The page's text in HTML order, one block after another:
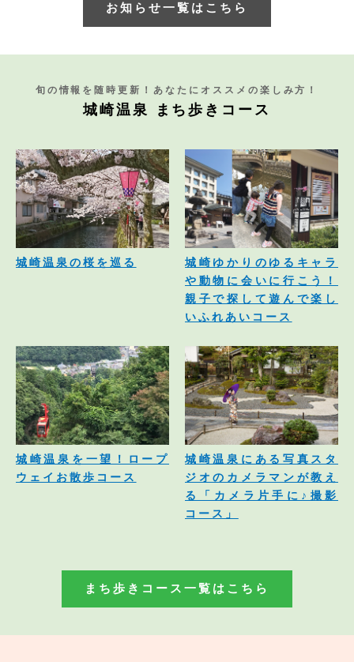
お知らせ一覧はこちら
旬の情報を随時更新！あなたにオススメの楽しみ方！
城崎温泉 まち歩きコース
城崎温泉の桜を巡る
城崎ゆかりのゆるキャラ
や動物に会いに行こう！
親子で探して遊んで楽し
いふれあいコース
城崎温泉を一望！ロープ
ウェイお散歩コース
城崎温泉にある写真スタ
ジオのカメラマンが教え
る「カメラ片手に♪撮影
コース」
まち歩きコース一覧はこちら